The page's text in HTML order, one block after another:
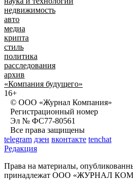
недвижимость
авто
медиа
крипта
стиль
политика
расследования
архив
«Компания будущего»
16+
© ООО «Журнал Компания»
Регистрационный номер
Эл № ФС77-80561
Все права защищены
telegram дзен вконтакте tenchat
Редакция
Права на материалы,
принадлежат ООО «ЖУРНАЛ